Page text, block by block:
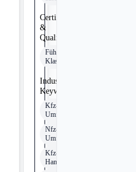
Certifications
&
Qualifications
Führerschein
Klasse B
Industry
Keywords
Kfz-
Umfeld
Nfz-
Umfeld
Kfz-
Handwerk